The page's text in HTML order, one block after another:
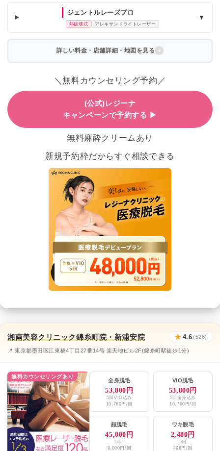
ジェントルレーズプロ
熱破壊式 アレキサンドライトレーザー
▼
詳しい料金・店舗詳細・地図を見る
＼無料カウンセリング予約／
(公式)レジーナ
キャンペーンで予約する ▶
無料麻酔クリームあり
新規予約枠だからすぐ相談できる
湘南美容クリニック錦糸町院・新浦安院 ★ 4.6(526)
📍 東京都墨田区江東橋4丁目27番14号 楽天地ビル2F(錦糸町駅徒歩1分)
無料カウンセリングあり
全身脱毛
53,800円
5回VIO込み
10,760円/回
VIO脱毛
53,800円
5回全身込み
10,760円/回
顔脱毛
45,000円
5回
9,000円/回
ワキ脱毛
2,480円
5回
496円/回